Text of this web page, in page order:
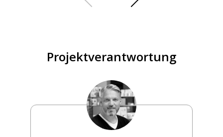
Projektverantwortung